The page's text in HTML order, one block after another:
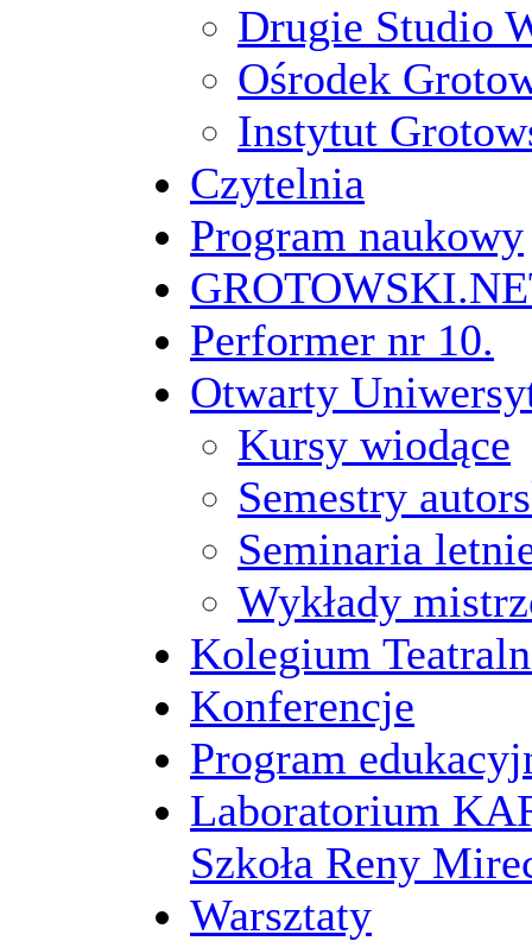
Drugie Studio
Ośrodek
Instytut
Czytelnia
Program naukowy
Performer nr 10.
Otwarty
Kursy wiodące
Semestry
Seminaria
Wykłady
Kolegium
Konferencje
Program
Laboratorium
Szkoła Reny
Warsztaty